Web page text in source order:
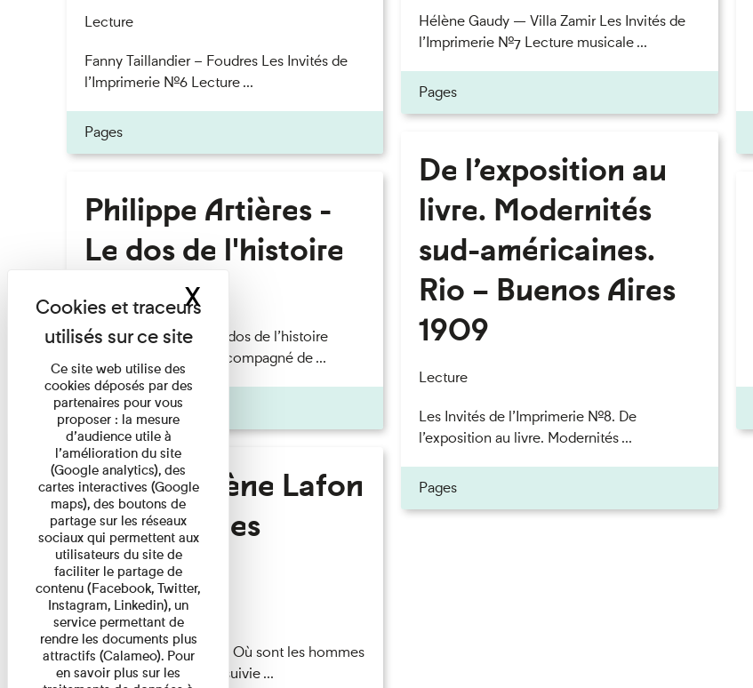
Lecture
Fanny Taillandier – Foudres Les Invités de
l’Imprimerie n°6 Lecture ...
Pages
Philippe Artières -
Le dos de l'histoire
Lecture
Philippe Artières — Le dos de l’histoire
Lecture par l’auteur accompagné de ...
Pages
Marie-Hélène Lafon
- Où sont les
hommes ?
Lecture
Marie-Hélène Lafon — Où sont les hommes
? Lecture par l’autrice suivie ...
Hélène Gaudy — Villa Zamir Les Invités de
l’Imprimerie n°7 Lecture musicale ...
Pages
De l’exposition au
livre. Modernités
sud-américaines.
Rio – Buenos Aires
1909
Lecture
Les Invités de l’Imprimerie n°8. De
l’exposition au livre. Modernités ...
Pages
Ce site web utilise des
cookies déposés par des
partenaires pour vous
proposer : la mesure
d’audience utile à
l’amélioration du site
(Google analytics), des
cartes interactives (Google
maps), des boutons de
partage sur les réseaux
sociaux qui permettent aux
utilisateurs du site de
faciliter le partage de
contenu (Facebook, Twitter,
Instagram, Linkedin), un
service permettant de
rendre les documents plus
attractifs (Calameo). Pour
en savoir plus sur les
XMasquer le bandeau des cookies